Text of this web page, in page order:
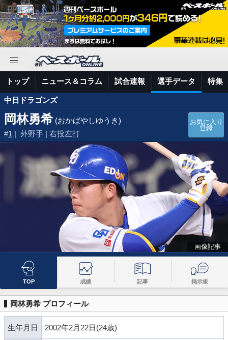
トップ ニュース＆コラム 試合速報 選手データ 特集
中日ドラゴンズ
岡林勇希 (おかばやしゆうき)
#1 | 外野手 | 右投左打
お気に入り
登録
画像記事
TOP 成績 記事 掲示板
岡林勇希 プロフィール
生年月日 2002年2月22日(24歳)